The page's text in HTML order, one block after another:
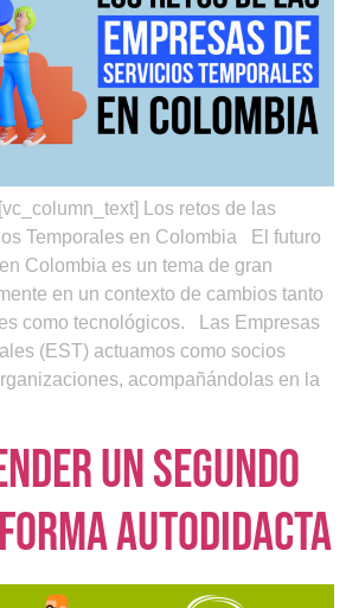
Los retos de las
Temporales en Colombia El futuro
Colombia es un tema de gran
en un contexto de cambios tanto
como tecnológicos. Las Empresas
(EST) actuamos como socios
acompañándolas en la
un segundo
autodidacta